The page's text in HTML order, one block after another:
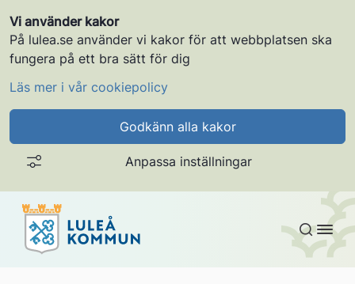
Vi använder kakor
På lulea.se använder vi kakor för att webbplatsen ska
fungera på ett bra sätt för dig
Läs mer i vår cookiepolicy
Godkänn alla kakor
Anpassa inställningar
Gå till innehållet